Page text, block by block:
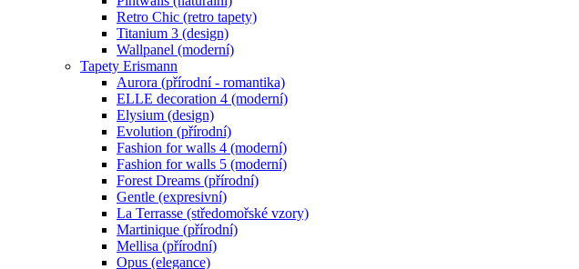
Retro Chic (retro tapety)
Titanium 3 (design)
Wallpanel (moderní)
Tapety Erismann
Aurora (přírodní - romantika)
ELLE decoration 4 (moderní)
Elysium (design)
Evolution (přírodní)
Fashion for walls 4 (moderní)
Fashion for walls 5 (moderní)
Forest Dreams (přírodní)
Gentle (expresivní)
La Terrasse (středomořské vzory)
Martinique (přírodní)
Mellisa (přírodní)
Opus (elegance)